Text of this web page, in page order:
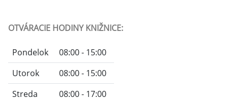
OTVÁRACIE HODINY KNIŽNICE:
Pondelok
08:00 - 15:00
Utorok
08:00 - 15:00
Streda
08:00 - 17:00